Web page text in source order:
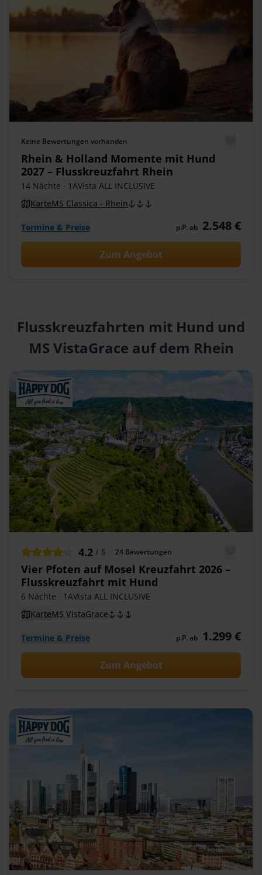
Keine Bewertungen vorhanden
Rhein & Holland Momente mit Hund
2027 – Flusskreuzfahrt Rhein
14 Nächte · 1AVista ALL INCLUSIVE
KarteMS Classica - Rhein
Termine & Preise p.P. ab 2.548 €
Zum Angebot
Flusskreuzfahrten mit Hund und
MS VistaGrace auf dem Rhein
4.2 / 5 24 Bewertungen
Vier Pfoten auf Mosel Kreuzfahrt 2026 –
Flusskreuzfahrt mit Hund
6 Nächte · 1AVista ALL INCLUSIVE
KarteMS VistaGrace
Termine & Preise p.P. ab 1.299 €
Zum Angebot